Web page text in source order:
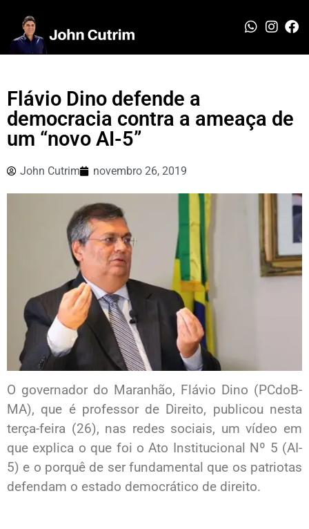
Flávio Dino defende a
democracia contra a ameaça de
um “novo AI-5”
John Cutrim novembro 26, 2019
O governador do Maranhão, Flávio Dino (PCdoB-
MA), que é professor de Direito, publicou nesta
terça-feira (26), nas redes sociais, um vídeo em
que explica o que foi o Ato Institucional Nº 5 (AI-
5) e o porquê de ser fundamental que os patriotas
defendam o estado democrático de direito.